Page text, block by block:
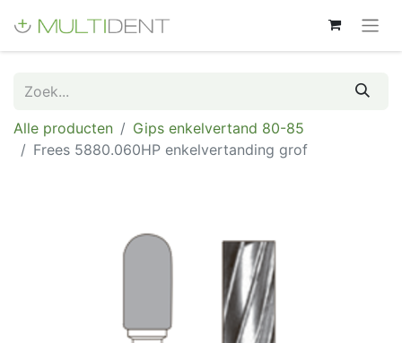
Alle producten
Gips enkelvertand 80-85
Frees 5880.060HP enkelvertanding grof